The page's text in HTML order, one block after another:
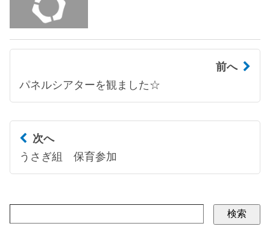
前へ
パネルシアターを観ました☆
次へ
うさぎ組 保育参加
検索